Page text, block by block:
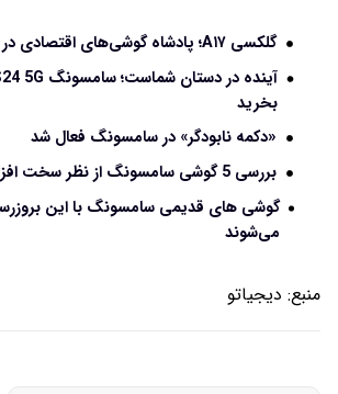
گلکسی A۱۷؛ پادشاه گوشی‌های اقتصادی در ایران معرفی شد
بخرید
«دکمه نابودگر» در سامسونگ فعال شد
بررسی 5 گوشی سامسونگ از نظر سخت افزاری
گوشی‌ های قدیمی سامسونگ با این
می‌شوند
منبع: دیجیاتو